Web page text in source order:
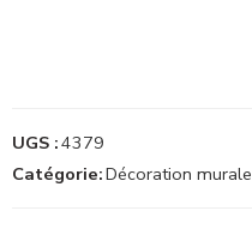
UGS :4379
Catégorie:Décoration murale